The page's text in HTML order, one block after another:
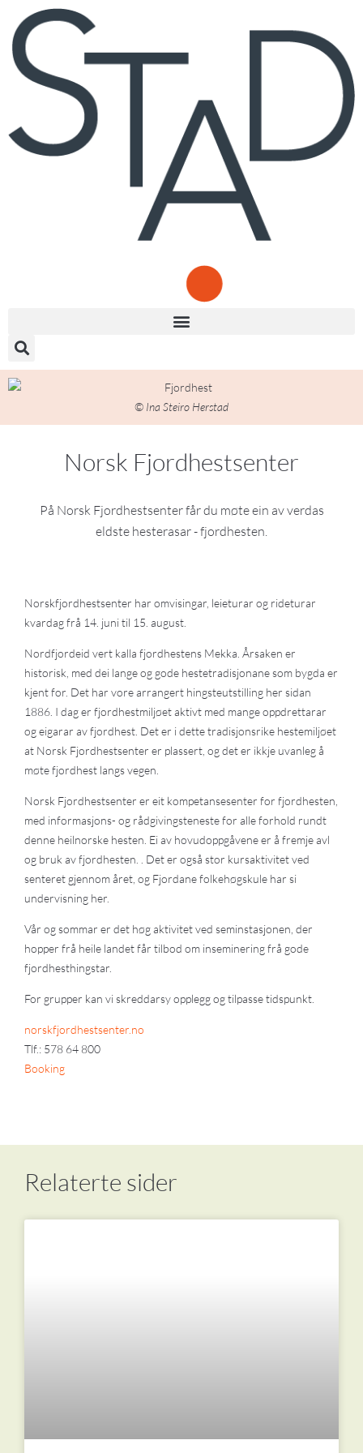
© Ina Steiro Herstad
Norsk Fjordhestsenter
På Norsk Fjordhestsenter får du møte ein av verdas
eldste hesterasar - fjordhesten.
Norskfjordhestsenter har omvisingar, leieturar og rideturar
kvardag frå 14. juni til 15. august.
Nordfjordeid vert kalla fjordhestens Mekka. Årsaken er
historisk, med dei lange og gode hestetradisjonane som bygda er
kjent for. Det har vore arrangert hingsteutstilling her sidan
1886. I dag er fjordhestmiljøet aktivt med mange oppdrettarar
og eigarar av fjordhest. Det er i dette tradisjonsrike hestemiljøet
at Norsk Fjordhestsenter er plassert, og det er ikkje uvanleg å
møte fjordhest langs vegen.
Norsk Fjordhestsenter er eit kompetansesenter for fjordhesten,
med informasjons- og rådgivingsteneste for alle forhold rundt
denne heilnorske hesten. Ei av hovudoppgåvene er å fremje avl
og bruk av fjordhesten. . Det er også stor kursaktivitet ved
senteret gjennom året, og Fjordane folkehøgskule har si
undervisning her.
Vår og sommar er det høg aktivitet ved seminstasjonen, der
hopper frå heile landet får tilbod om inseminering frå gode
fjordhesthingstar.
For grupper kan vi skreddarsy opplegg og tilpasse tidspunkt.
norskfjordhestsenter.no
Tlf.: 578 64 800
Booking
Relaterte sider